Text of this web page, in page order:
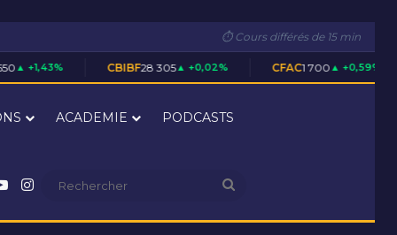
⏱ Cours différés de 15 min
CBIBF28 305 ▲ +0,02% CFAC1 700 ▲ +0,59% CIEC5 020
ACADEMIE PODCASTS
YouTube
Instagram